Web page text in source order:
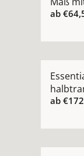
ab
ab